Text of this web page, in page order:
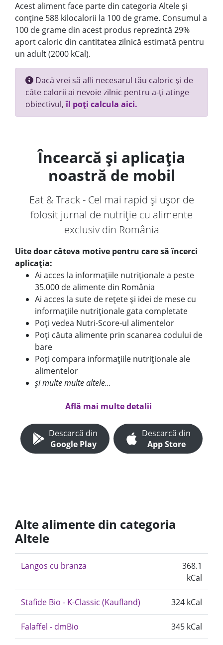
Acest aliment face parte din categoria Altele și
conține 588 kilocalorii la 100 de grame. Consumul a
100 de grame din acest produs reprezintă 29%
aport caloric din cantitatea zilnică estimată pentru
un adult (2000 kCal).
Dacă vrei să afli necesarul tău caloric și de
câte calorii ai nevoie zilnic pentru a-ți atinge
obiectivul,îl poți calcula aici.
Încearcă și aplicația
noastră de mobil
Eat & Track - Cel mai rapid și ușor de
folosit jurnal de nutriție cu alimente
exclusiv din România
Uite doar câteva motive pentru care să încerci
aplicația:
Ai acces la informațiile nutriționale a peste
35.000 de alimente din România
Ai acces la sute de rețete și idei de mese cu
informațiile nutriționale gata completate
Poți vedea Nutri-Score-ul alimentelor
Poți căuta alimente prin scanarea codului de
bare
Poți compara informațiile nutriționale ale
alimentelor
și multe multe altele...
Află mai multe detalii
Descarcă din
Google Play
Descarcă din
App Store
Alte alimente din categoria
Altele
Langos cu branza
368.1
kCal
Stafide Bio - K-Classic (Kaufland) 324 kCal
Falaffel - dmBio 345 kCal